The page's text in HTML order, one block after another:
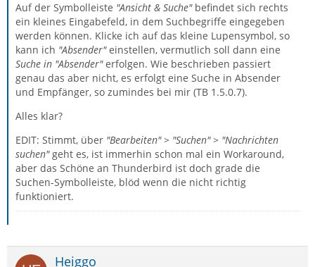
Auf der Symbolleiste "Ansicht & Suche"befindet sich rechts
ein kleines Eingabefeld, in dem Suchbegriffe eingegeben
werden können. Klicke ich auf das kleine Lupensymbol, so
kann ich "Absender"einstellen, vermutlich soll dann eine
Suche in "Absender"erfolgen. Wie beschrieben passiert
genau das aber nicht, es erfolgt eine Suche in Absender
und Empfänger, so zumindes bei mir (TB 1.5.0.7).
Alles klar?
EDIT: Stimmt, über "Bearbeiten"> "Suchen"> "Nachrichten
suchen"geht es, ist immerhin schon mal ein Workaround,
aber das Schöne an Thunderbird ist doch grade die
Suchen-Symbolleiste, blöd wenn die nicht richtig
funktioniert.
Heiggo